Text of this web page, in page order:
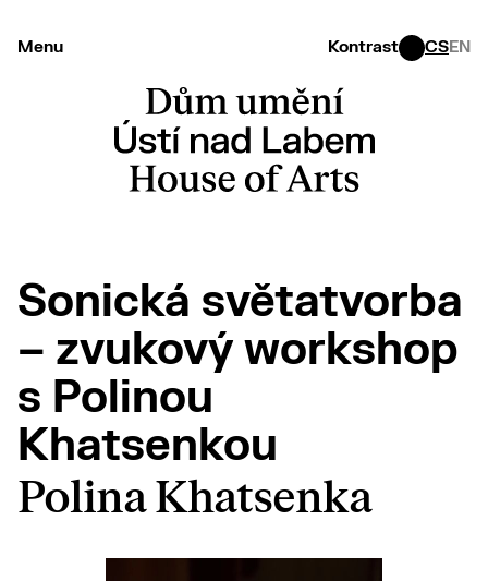
Menu Kontrast CSEN
Sonická světatvorba
– zvukový workshop
s Polinou
Khatsenkou
Polina Khatsenka